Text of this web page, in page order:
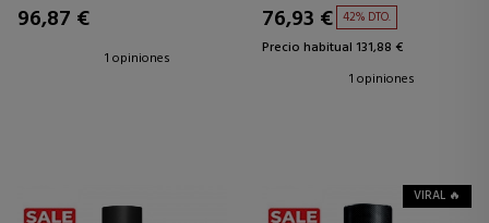
96,87 €
1 opiniones
76,93 € 42% DTO.
Precio habitual 131,88 €
1 opiniones
VIRAL 🔥